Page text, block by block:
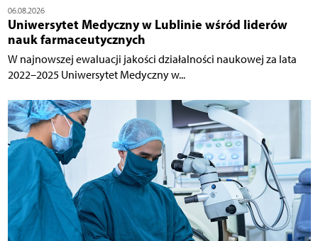
06.08.2026
Uniwersytet Medyczny w Lublinie wśród liderów
nauk farmaceutycznych
W najnowszej ewaluacji jakości działalności naukowej za lata
2022–2025 Uniwersytet Medyczny w...